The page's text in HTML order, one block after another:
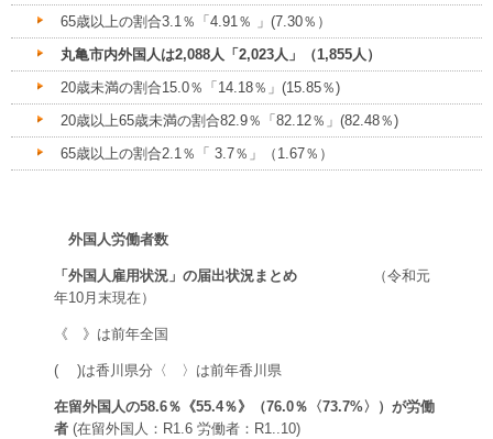
65歳以上の割合3.1％「4.91％ 」(7.30％）
丸亀市内外国人は2,088人「2,023人」（1,855人）
20歳未満の割合15.0％「14.18％」(15.85％)
20歳以上65歳未満の割合82.9％「82.12％」(82.48％)
65歳以上の割合2.1％「 3.7％」（1.67％）
外国人労働者数
「外国人雇用状況」の届出状況まとめ （令和元
年10月末現在）
《 》は前年全国
( )は香川県分〈 〉は前年香川県
在留外国人の58.6％《55.4％》（76.0％〈73.7%〉）が労働
者 (在留外国人：R1.6 労働者：R1..10)